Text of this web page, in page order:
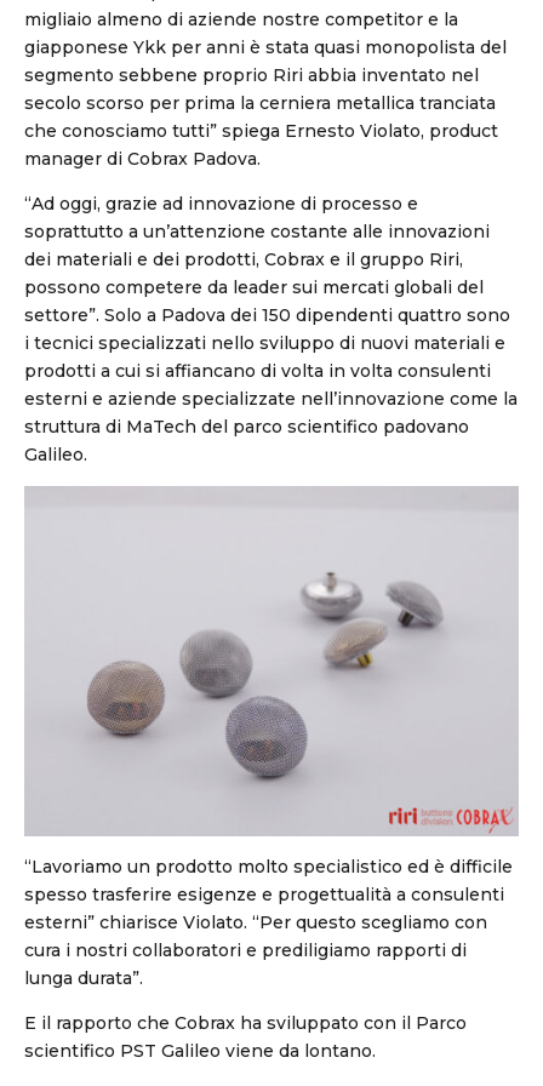
migliaio almeno di aziende nostre competitor e la
giapponese Ykk per anni è stata quasi monopolista del
segmento sebbene proprio Riri abbia inventato nel
secolo scorso per prima la cerniera metallica tranciata
che conosciamo tutti” spiega Ernesto Violato, product
manager di Cobrax Padova.
“Ad oggi, grazie ad innovazione di processo e
soprattutto a un’attenzione costante alle innovazioni
dei materiali e dei prodotti, Cobrax e il gruppo Riri,
possono competere da leader sui mercati globali del
settore”. Solo a Padova dei 150 dipendenti quattro sono
i tecnici specializzati nello sviluppo di nuovi materiali e
prodotti a cui si affiancano di volta in volta consulenti
esterni e aziende specializzate nell’innovazione come la
struttura di MaTech del parco scientifico padovano
Galileo.
“Lavoriamo un prodotto molto specialistico ed è difficile
spesso trasferire esigenze e progettualità a consulenti
esterni” chiarisce Violato. “Per questo scegliamo con
cura i nostri collaboratori e prediligiamo rapporti di
lunga durata”.
E il rapporto che Cobrax ha sviluppato con il Parco
scientifico PST Galileo viene da lontano.